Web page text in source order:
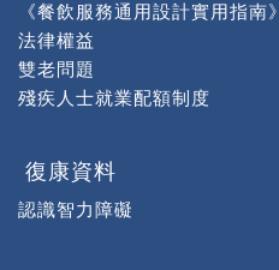
《餐飲服務通用設計實用指南》
法律權益
雙老問題
殘疾人士就業配額制度
復康資料
認識智力障礙